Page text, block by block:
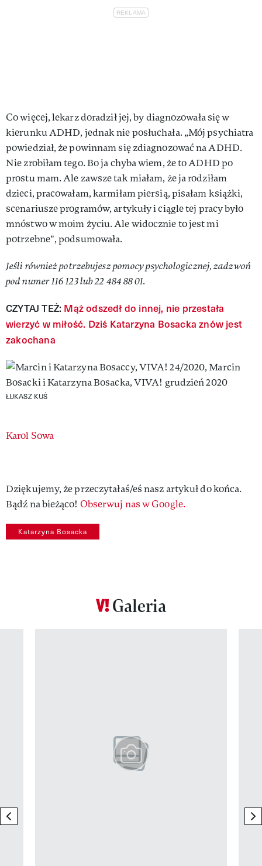
Co więcej, lekarz doradził jej, by diagnozowała się w
kierunku ADHD, jednak nie posłuchała. „Mój psychiatra
powiedział, że powinnam się zdiagnozować na ADHD.
Nie zrobiłam tego. Bo ja chyba wiem, że to ADHD po
prostu mam. Ale zawsze tak miałam, że ja rodziłam
dzieci, pracowałam, karmiłam piersią, pisałam książki,
scenariusze programów, artykuły i ciągle tej pracy było
mnóstwo w moim życiu. Ale widocznie to jest mi
potrzebne", podsumowała.
Jeśli również potrzebujesz pomocy psychologicznej, zadzwoń
pod numer 116 123 lub 22 484 88 01.
CZYTAJ TEŻ: Mąż odszedł do innej, nie przestała
wierzyć w miłość. Dziś Katarzyna Bosacka znów jest
zakochana
ŁUKASZ KUŚ
Authors
Karol Sowa
Dziękujemy, że przeczytałaś/eś nasz artykuł do końca.
Bądź na bieżąco! Obserwuj nas w Google.
Katarzyna Bosacka
Galeria
previous element